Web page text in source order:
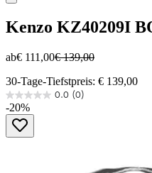
Kenzo KZ40209I
ab€ 111,00€ 139,00
30-Tage-Tiefstpreis: € 139,00
0.0 (0)
0.0
von
Sternen.
-20%